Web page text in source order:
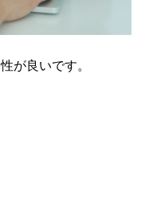
が良いです。